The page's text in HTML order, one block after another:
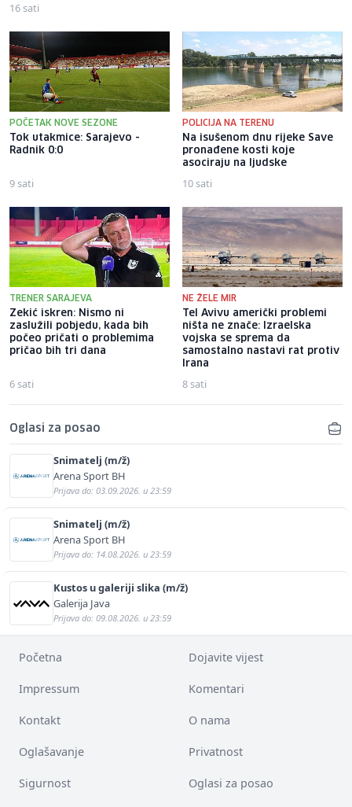
16 sati
POČETAK NOVE SEZONE
Tok utakmice: Sarajevo -
Radnik 0:0
9 sati
POLICIJA NA TERENU
Na isušenom dnu rijeke Save
pronađene kosti koje
asociraju na ljudske
10 sati
TRENER SARAJEVA
Zekić iskren: Nismo ni
zaslužili pobjedu, kada bih
počeo pričati o problemima
pričao bih tri dana
6 sati
NE ŽELE MIR
Tel Avivu američki problemi
ništa ne znače: Izraelska
vojska se sprema da
samostalno nastavi rat protiv
Irana
8 sati
Oglasi za posao
Snimatelj (m/ž)
Arena Sport BH
Prijava do: 03.09.2026. u 23:59
Snimatelj (m/ž)
Arena Sport BH
Prijava do: 14.08.2026. u 23:59
Kustos u galeriji slika (m/ž)
Galerija Java
Prijava do: 09.08.2026. u 23:59
Početna Dojavite vijest
Impressum Komentari
Kontakt O nama
Oglašavanje Privatnost
Sigurnost Oglasi za posao